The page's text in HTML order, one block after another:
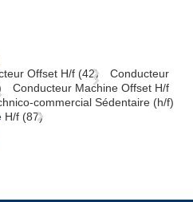
Offset H/f (42)
Conducteur
Conducteur Machine Offset H/f
commercial Sédentaire (h/f)
H/f (87)